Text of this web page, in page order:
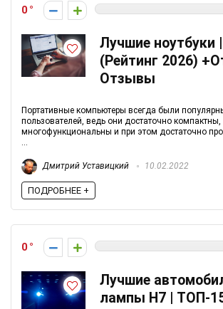
0
Лучшие ноутбуки
(Рейтинг 2026)
Отзывы
Портативные компьютеры всегда были
пользователей, ведь они достаточно компактны,
многофункциональны и при этом достаточно
...
Дмитрий Уставицкий 10.02.2022
ПОДРОБНЕЕ +
0
Лучшие
лампы H7 | ТОП-